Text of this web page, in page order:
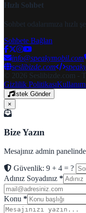
Hızlı Sohbet
Sohbet odalarımıza hızlı
Sohbete Bağlan
info@speakymobil.com
seslibizde.com
© 2026 Seslibizde.com -
Gizlilik PolitikasıKullanım
İstek Gönder
×
Bize Yazın
Mesajınız admin
Güvenlik: 9 + 4 = ?
Adınız Soyadınız *
Konu *